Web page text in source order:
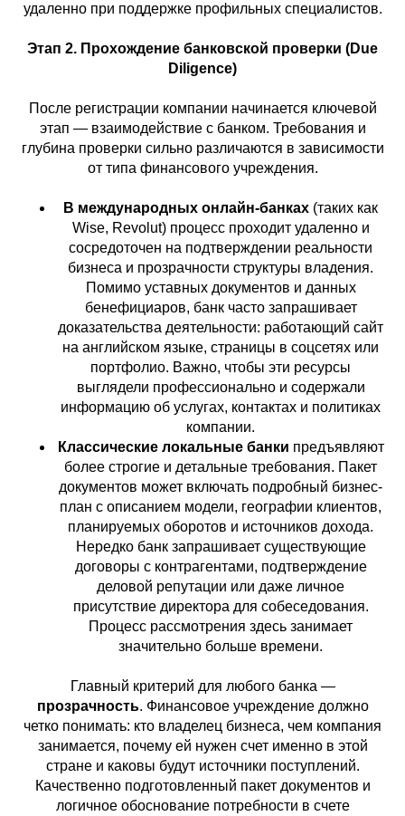
удаленно при поддержке профильных специалистов.
Этап 2. Прохождение банковской проверки (Due
Diligence)
После регистрации компании начинается ключевой
этап — взаимодействие с банком. Требования и
глубина проверки сильно различаются в зависимости
от типа финансового учреждения.
В международных онлайн-банках (таких как
Wise, Revolut) процесс проходит удаленно и
сосредоточен на подтверждении реальности
бизнеса и прозрачности структуры владения.
Помимо уставных документов и данных
бенефициаров, банк часто запрашивает
доказательства деятельности: работающий сайт
на английском языке, страницы в соцсетях или
портфолио. Важно, чтобы эти ресурсы
выглядели профессионально и содержали
информацию об услугах, контактах и политиках
компании.
Классические локальные банки предъявляют
более строгие и детальные требования. Пакет
документов может включать подробный бизнес-
план с описанием модели, географии клиентов,
планируемых оборотов и источников дохода.
Нередко банк запрашивает существующие
договоры с контрагентами, подтверждение
деловой репутации или даже личное
присутствие директора для собеседования.
Процесс рассмотрения здесь занимает
значительно больше времени.
Главный критерий для любого банка —
прозрачность. Финансовое учреждение должно
четко понимать: кто владелец бизнеса, чем компания
занимается, почему ей нужен счет именно в этой
стране и каковы будут источники поступлений.
Качественно подготовленный пакет документов и
логичное обоснование потребности в счете